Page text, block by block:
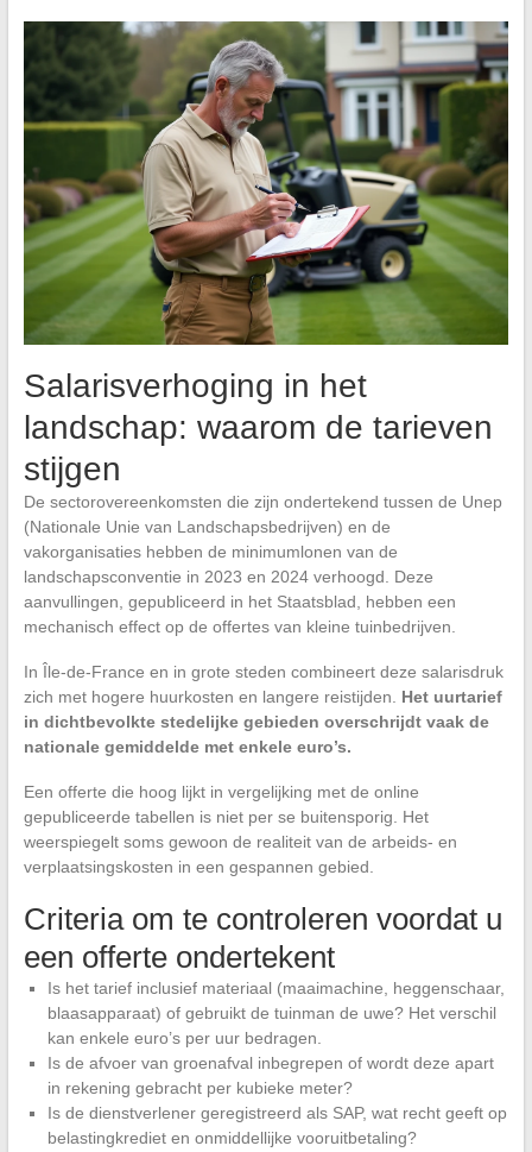
Salarisverhoging in het
landschap: waarom de tarieven
stijgen
De sectorovereenkomsten die zijn ondertekend tussen de Unep
(Nationale Unie van Landschapsbedrijven) en de
vakorganisaties hebben de minimumlonen van de
landschapsconventie in 2023 en 2024 verhoogd. Deze
aanvullingen, gepubliceerd in het Staatsblad, hebben een
mechanisch effect op de offertes van kleine tuinbedrijven.
In Île-de-France en in grote steden combineert deze salarisdruk
zich met hogere huurkosten en langere reistijden. Het uurtarief
in dichtbevolkte stedelijke gebieden overschrijdt vaak de
nationale gemiddelde met enkele euro’s.
Een offerte die hoog lijkt in vergelijking met de online
gepubliceerde tabellen is niet per se buitensporig. Het
weerspiegelt soms gewoon de realiteit van de arbeids- en
verplaatsingskosten in een gespannen gebied.
Criteria om te controleren voordat u
een offerte ondertekent
Is het tarief inclusief materiaal (maaimachine, heggenschaar,
blaasapparaat) of gebruikt de tuinman de uwe? Het verschil
kan enkele euro’s per uur bedragen.
Is de afvoer van groenafval inbegrepen of wordt deze apart
in rekening gebracht per kubieke meter?
Is de dienstverlener geregistreerd als SAP, wat recht geeft op
belastingkrediet en onmiddellijke vooruitbetaling?